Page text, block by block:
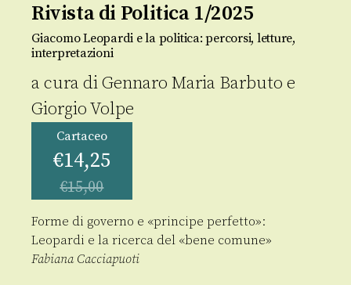
Rivista di Politica 1/2025
Giacomo Leopardi e la politica: percorsi, letture,
interpretazioni
a cura diGennaro Maria Barbuto e
Giorgio Volpe
Cartaceo
€14,25
€15,00
Forme di governo e «principe perfetto»:
Leopardi e la ricerca del «bene comune»
Fabiana Cacciapuoti